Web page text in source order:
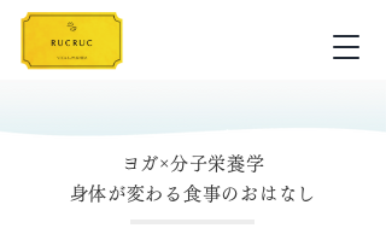
ヨガ×分子栄養学
​身体が変わる食事のおはなし